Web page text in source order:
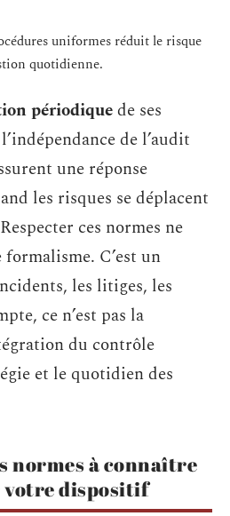
uniformes réduit le risque
quotidienne.
périodiquede ses
de l’audit
une réponse
les risques se déplacent
ces normes ne
C’est un
les litiges, les
ce n’est pas la
du contrôle
et le quotidien des
normes à connaître
dispositif